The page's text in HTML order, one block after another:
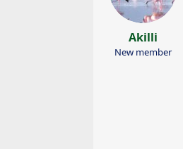
n
g
ı
ç
Akilli
New member